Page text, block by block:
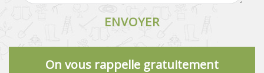
On vous rappelle gratuitement